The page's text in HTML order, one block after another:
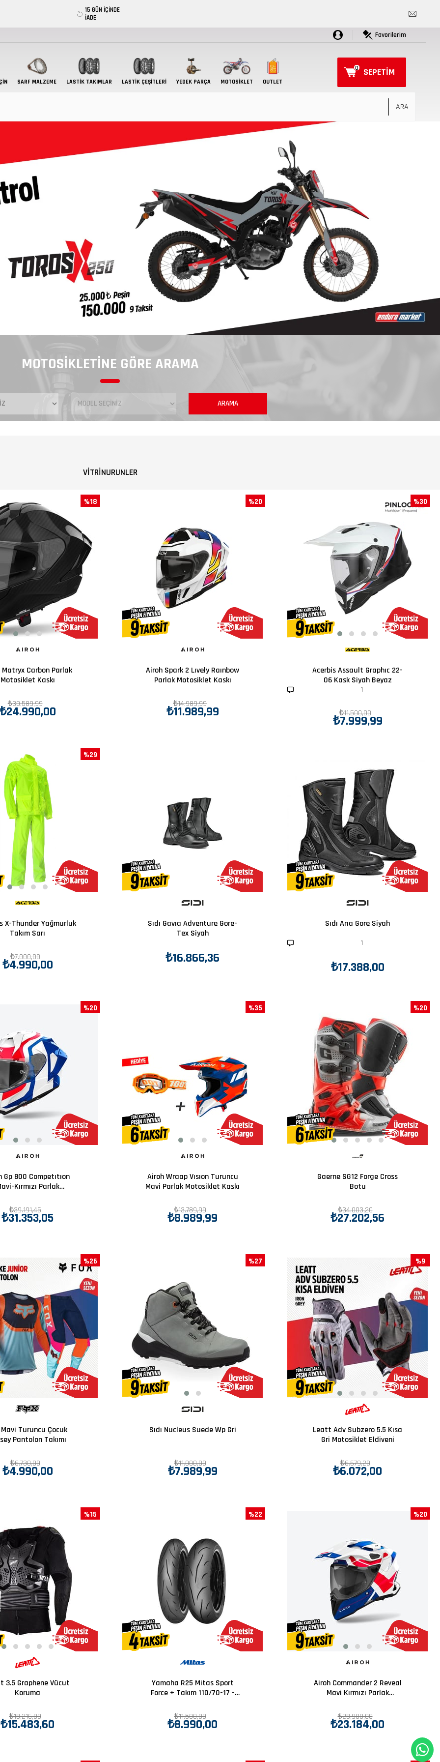
15 GÜN İÇİNDE
İADE
Favorilerim
SARF MALZEME LASTIK TAKIMLAR LASTİK ÇEŞİTLERİ YEDEK PARÇA MOTOSIKLET OUTLET
SEPETIM
0
MOTOSİKLETİNE GÖRE ARAMA
ARAMA
VITRINURUNLER
Carbon Parlak
Motosiklet Kaskı
₺30.589,99
%18
Airoh Spark 2 Lıvely Raınbow
Parlak Motosiklet Kaskı
₺11.989,99
₺14.989,99
%20
Acerbis Assault Graphıc 22-
06 Kask Siyah Beyaz
1
₺7.999,99
₺11.500,00
%30
X-Thunder Yağmurluk
Takım Sarı
₺4.990,00
₺7.000,00
%29
Sıdı Gavıa Adventure Gore-
Tex Siyah
₺16.866,36
Sıdı Arıa Gore Siyah
1
₺17.388,00
Gp 800 Competıtıon
Kırmızı Parlak
₺31.353,05
₺39.191,45
%20
Airoh Wraap Vısıon Turuncu
Mavi Parlak Motosiklet Kaskı
₺8.989,99
₺13.789,99
%35
Gaerne SG12 Forge Cross
Botu
₺27.202,56
₺34.003,20
%20
Turuncu Çocuk
Pantolon Takımı
₺4.990,00
₺6.730,00
%26
Sıdı Nucleus Suede Wp Gri
₺7.989,99
₺11.000,00
%27
Leatt Adv Subzero 5.5 Kısa
Gri Motosiklet Eldiveni
₺6.072,00
₺6.679,20
%9
3.5 Graphene Vücut
Koruma
₺15.483,60
₺18.216,00
%15
Yamaha R25 Mitas Sport
Force + Takım 110/70-17 -
₺8.990,00
₺11.500,00
%22
Airoh Commander 2 Reveal
Mavi Kırmızı Parlak
₺23.184,00
₺28.980,00
%20